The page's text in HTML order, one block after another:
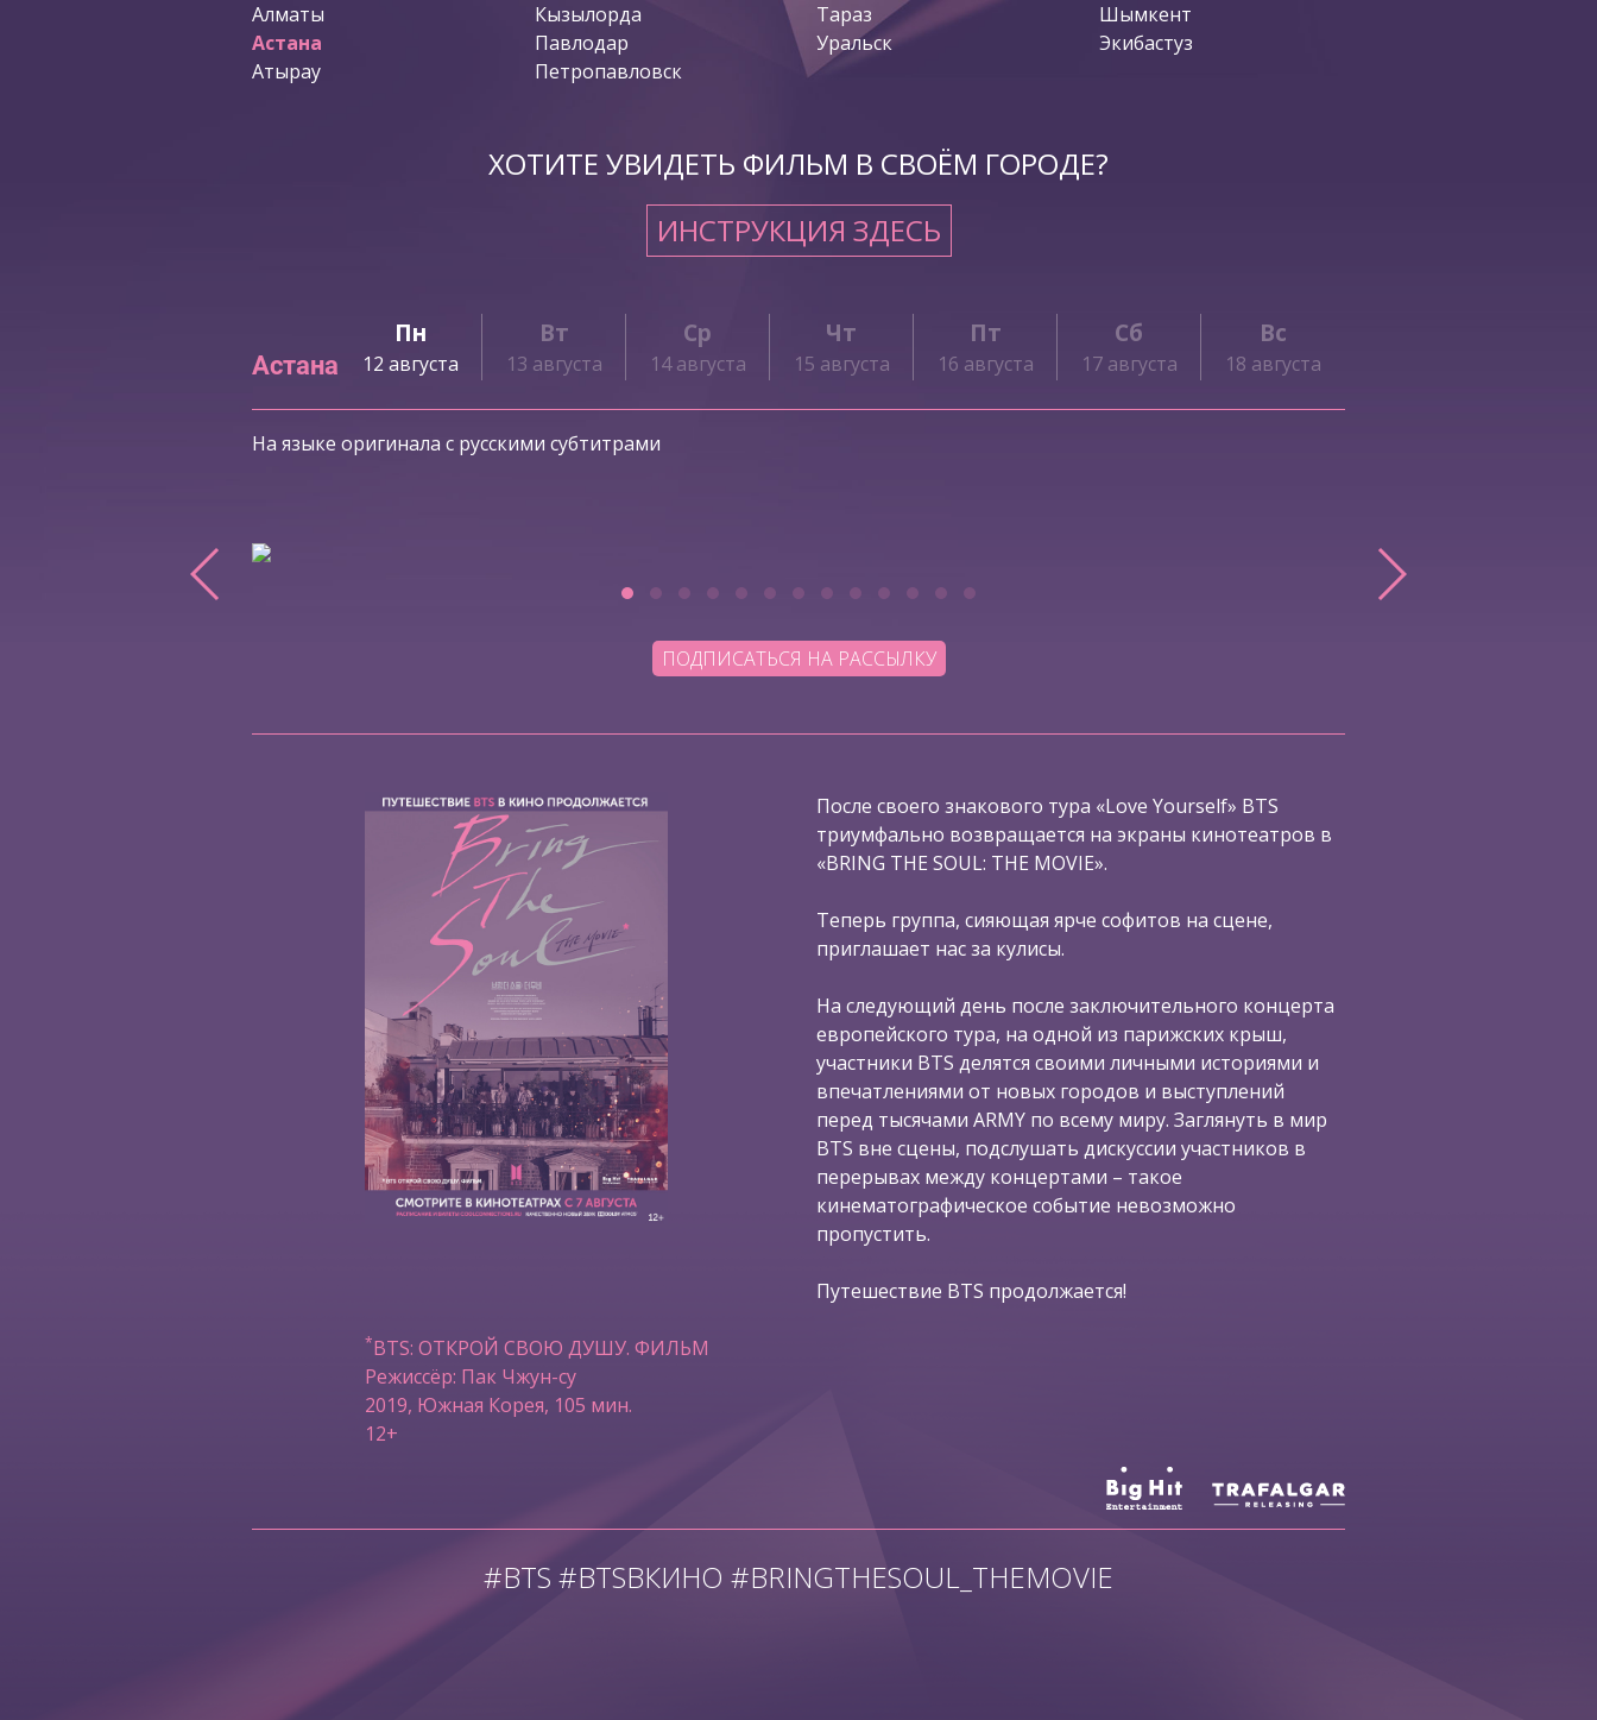
Алматы
Астана
Атырау
Кызылорда
Павлодар
Петропавловск
Тараз
Уральск
Шымкент
Экибастуз
ХОТИТЕ УВИДЕТЬ ФИЛЬМ В СВОЁМ ГОРОДЕ?
ИНСТРУКЦИЯ ЗДЕСЬ
Астана
11 августа
Пн
12 августа
Вт
13 августа
Ср
14 августа
Чт
15 августа
Пт
16 августа
Сб
17 августа
Вс
18 августа
На языке оригинала с русскими субтитрами
ПОДПИСАТЬСЯ НА РАССЫЛКУ
После своего знакового тура «Love Yourself» BTS
триумфально возвращается на экраны кинотеатров в
«BRING THE SOUL: THE MOVIE».
Теперь группа, сияющая ярче софитов на сцене,
приглашает нас за кулисы.
На следующий день после заключительного концерта
европейского тура, на одной из парижских крыш,
участники BTS делятся своими личными историями и
впечатлениями от новых городов и выступлений
перед тысячами ARMY по всему миру. Заглянуть в мир
BTS вне сцены, подслушать дискуссии участников в
перерывах между концертами – такое
кинематографическое событие невозможно
пропустить.
Путешествие BTS продолжается!
*BTS: ОТКРОЙ СВОЮ ДУШУ. ФИЛЬМ
Режиссёр: Пак Чжун-су
2019, Южная Корея, 105 мин.
12+
#BTS #BTSВКИНО #BRINGTHESOUL_THEMOVIE